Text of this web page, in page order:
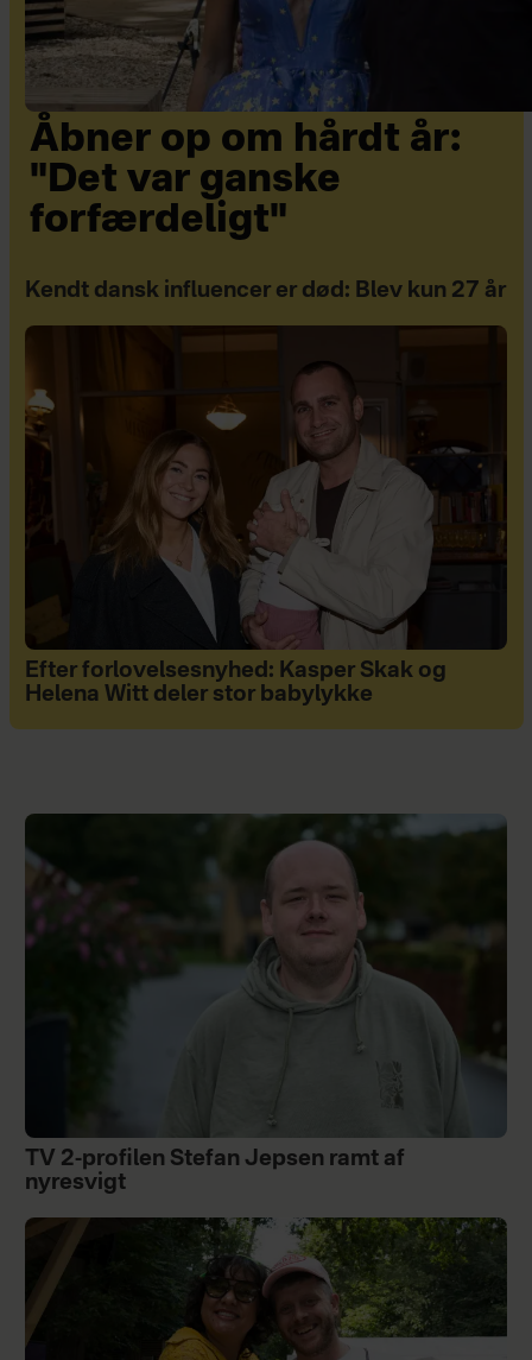
Åbner op om hårdt år:
"Det var ganske
forfærdeligt"
Kendt dansk influencer er død: Blev kun 27 år
Efter forlovelsesnyhed: Kasper Skak og
Helena Witt deler stor babylykke
TV 2-profilen Stefan Jepsen ramt af
nyresvigt